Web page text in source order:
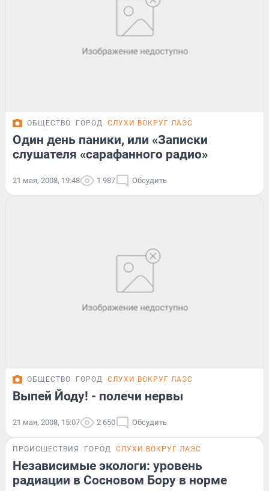
ОБЩЕСТВО ГОРОД СЛУХИ ВОКРУГ ЛАЭС
Один день паники, или «Записки
слушателя «сарафанного радио»
21 мая, 2008, 19:48 1 987 Обсудить
ОБЩЕСТВО ГОРОД СЛУХИ ВОКРУГ ЛАЭС
Выпей Йоду! - полечи нервы
21 мая, 2008, 15:07 2 650 Обсудить
ПРОИСШЕСТВИЯ ГОРОД СЛУХИ ВОКРУГ ЛАЭС
Независимые экологи: уровень
радиации в Сосновом Бору в норме